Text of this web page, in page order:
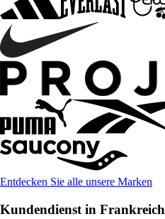
Entdecken Sie alle unsere Marken
Kundendienst in Frankreich